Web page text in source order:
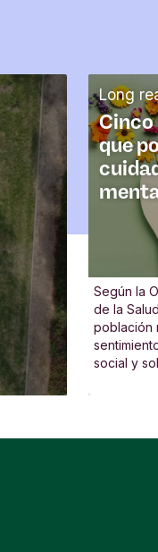
que
Long
Según la
de la
población
social y